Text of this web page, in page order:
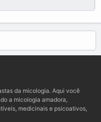
da micologia. Aqui você
a micologia amadora,
medicinais e psicoativos,